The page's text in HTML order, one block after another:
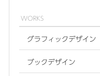
WORKS
グラフィックデザイン
ブックデザイン